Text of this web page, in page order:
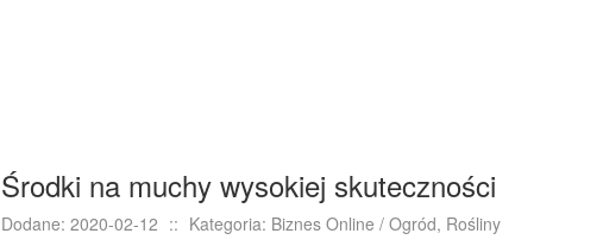
Środki na muchy wysokiej skuteczności
Dodane: 2020-02-12 :: Kategoria: Biznes Online / Ogród, Rośliny